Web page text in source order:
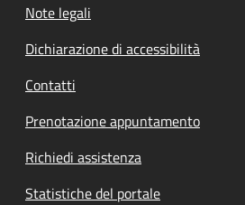
Note legali
Dichiarazione di accessibilità
Contatti
Prenotazione appuntamento
Richiedi assistenza
Statistiche del portale